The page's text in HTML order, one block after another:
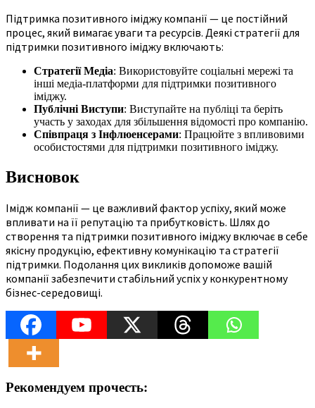
Підтримка позитивного іміджу компанії — це постійний
процес, який вимагає уваги та ресурсів. Деякі стратегії для
підтримки позитивного іміджу включають:
Стратегії Медіа: Використовуйте соціальні мережі та
інші медіа-платформи для підтримки позитивного
іміджу.
Публічні Виступи: Виступайте на публіці та беріть
участь у заходах для збільшення відомості про компанію.
Співпраця з Інфлюенсерами: Працюйте з впливовими
особистостями для підтримки позитивного іміджу.
Висновок
Імідж компанії — це важливий фактор успіху, який може
впливати на її репутацію та прибутковість. Шлях до
створення та підтримки позитивного іміджу включає в себе
якісну продукцію, ефективну комунікацію та стратегії
підтримки. Подолання цих викликів допоможе вашій
компанії забезпечити стабільний успіх у конкурентному
бізнес-середовищі.
Рекомендуем прочесть: